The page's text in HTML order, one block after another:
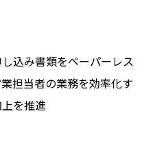
込み書類をペーパーレス
担当者の業務を効率化す
を推進